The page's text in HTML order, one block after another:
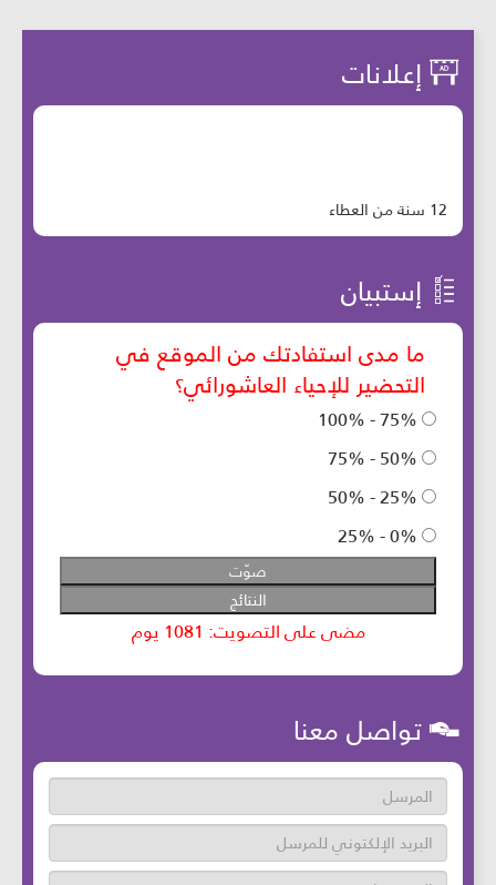
إعلانات
12 سنة من العطاء
إستبيان
تواصل معنا